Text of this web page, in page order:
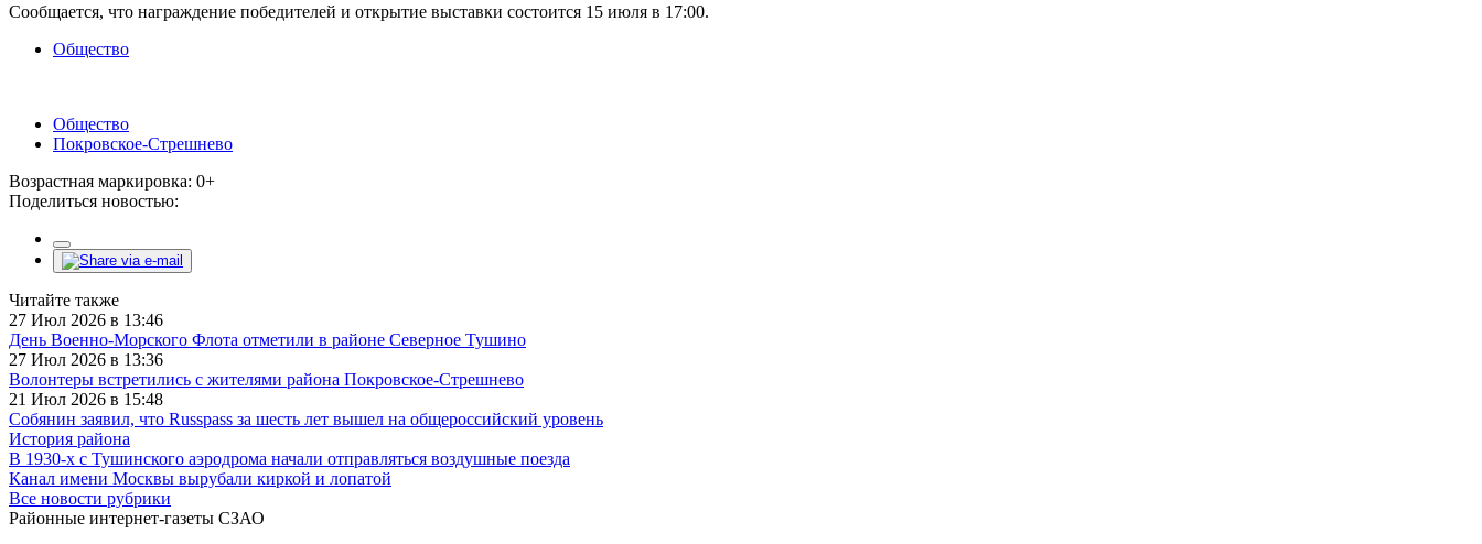
Сообщается, что награждение победителей и открытие выставки состоится 15 июля в 17:00.
Общество
Общество
Покровское-Стрешнево
Возрастная маркировка: 0+
Поделиться новостью:
Читайте также
27 Июл 2026 в 13:46
День Военно-Морского Флота отметили в районе Северное Тушино
27 Июл 2026 в 13:36
Волонтеры встретились с жителями района Покровское-Стрешнево
21 Июл 2026 в 15:48
Собянин заявил, что Russpass за шесть лет вышел на общероссийский уровень
История района
В 1930-х с Тушинского аэродрома начали отправляться воздушные поезда
Канал имени Москвы вырубали киркой и лопатой
Все новости рубрики
Районные интернет-газеты СЗАО